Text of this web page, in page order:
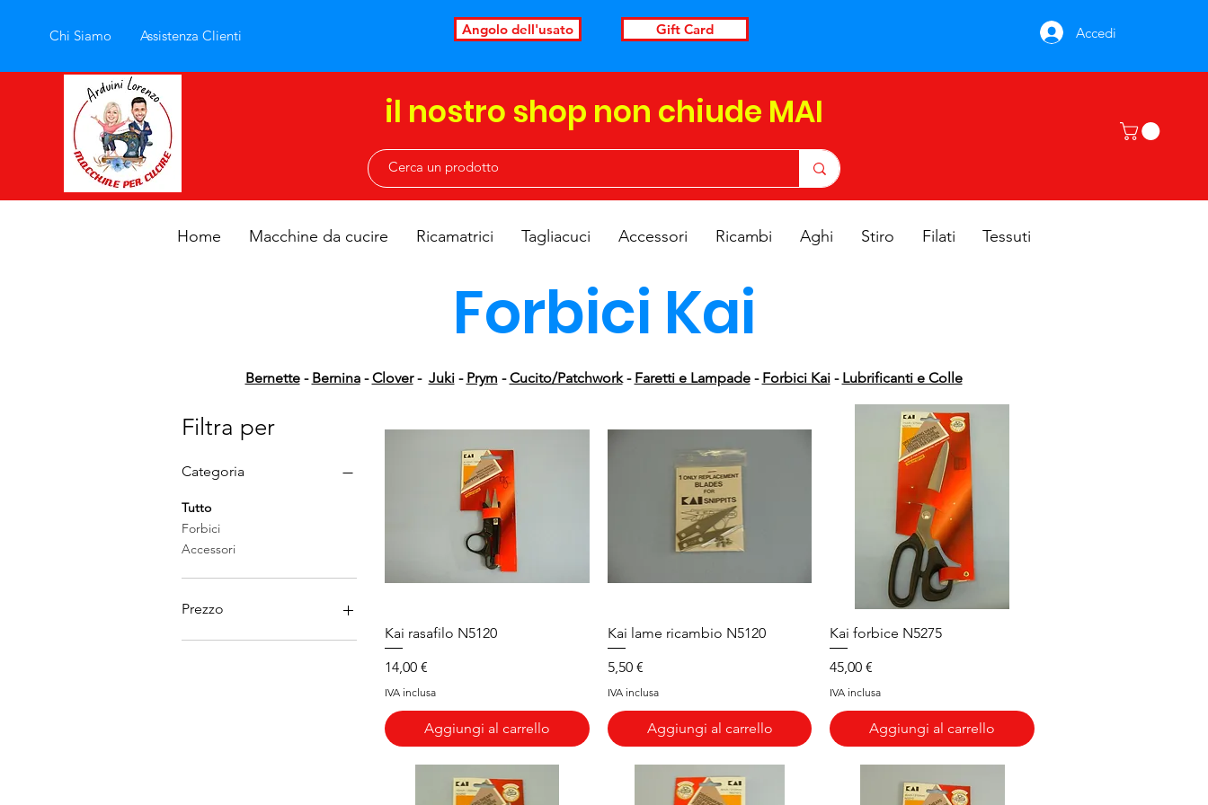
Chi Siamo Assistenza Clienti Angolo dell'usato Gift Card Accedi
il nostro shop non chiude MAI
Home Macchine da cucire Ricamatrici Tagliacuci Accessori Ricambi Aghi Stiro Filati Tessuti
Forbici Kai
Bernette- Bernina-Clover- Juki- Prym -Cucito/Patchwork- Faretti e Lampade- Forbici Kai- Lubrificanti e Colle
Filtra per
Categoria
Tutto
Forbici
Accessori
Prezzo
Vista rapida
Kai rasafilo N5120
Prezzo
14,00 €
IVA inclusa
Aggiungi al carrello
Vista rapida
Kai lame ricambio N5120
Prezzo
5,50 €
IVA inclusa
Aggiungi al carrello
Vista rapida
Kai forbice N5275
Prezzo
45,00 €
IVA inclusa
Aggiungi al carrello